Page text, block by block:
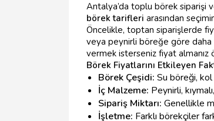
Antalya’da toplu börek siparişi
börek tarifleri arasından
Öncelikle, toptan siparişlerde
veya peynirli böreğe göre daha
vermek isterseniz fiyat almanız
Börek Fiyatlarını Etkileyen
Börek Çeşidi: Su böreği, kol
İç Malzeme: Peynirli,
Sipariş Miktarı: Genellikle
İşletme: Farklı börekçiler